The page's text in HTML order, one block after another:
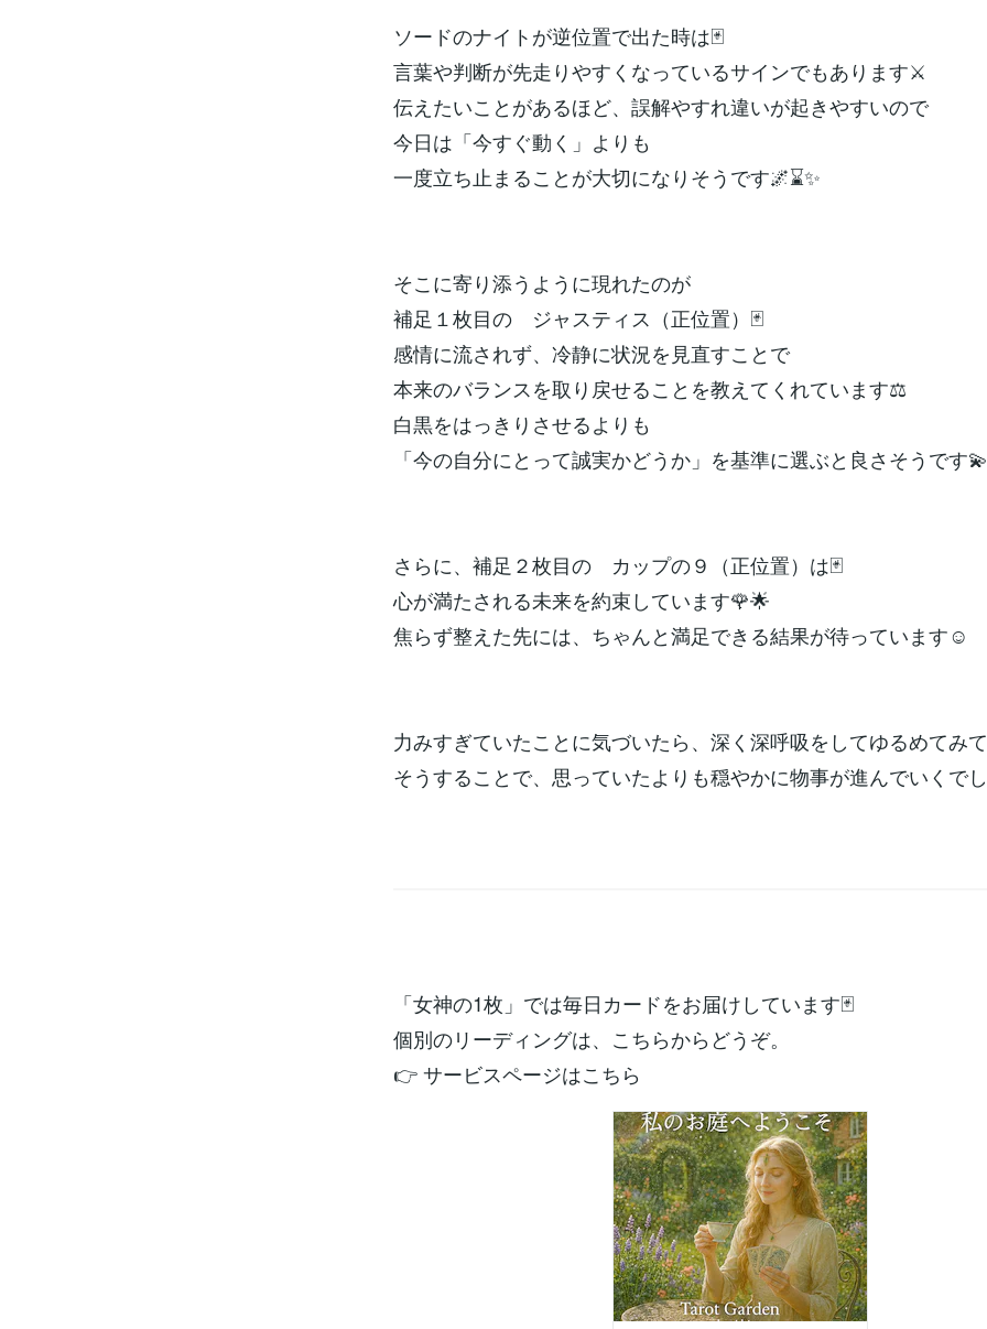
ソードのナイトが逆位置で出た時は🃏
言葉や判断が先走りやすくなっているサインでもあります⚔️
伝えたいことがあるほど、誤解やすれ違いが起きやすいので
今日は「今すぐ動く」よりも
一度立ち止まることが大切になりそうです🌌⌛️✨
そこに寄り添うように現れたのが
補足１枚目の ジャスティス（正位置）🃏
感情に流されず、冷静に状況を見直すことで
本来のバランスを取り戻せることを教えてくれています⚖️
白黒をはっきりさせるよりも
「今の自分にとって誠実かどうか」を基準に選ぶと良さそうです💫
さらに、補足２枚目の カップの９（正位置）は🃏
心が満たされる未来を約束しています🌹🌟
焦らず整えた先には、ちゃんと満足できる結果が待っています☺️
力みすぎていたことに気づいたら、深く深呼吸をしてゆるめてみ
そうすることで、思っていたよりも穏やかに物事が進んでいくで
「女神の1枚」では毎日カードをお届けしています🃏
個別のリーディングは、こちらからどうぞ。
👉 サービスページはこちら